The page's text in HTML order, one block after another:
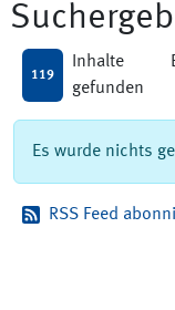
119
Inhalte
gefunden
Es wurde nichts
RSS Feed